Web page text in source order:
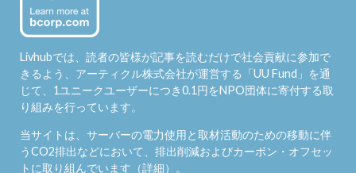
Livhubでは、読者の皆様が記事を読むだけで社会貢献に参加で
きるよう、アーティクル株式会社が運営する「UU Fund 」を通
じて、1ユニークユーザーにつき0.1円をNPO団体に寄付する取
り組みを行っています。
当サイトは、サーバーの電力使用と取材活動のための移動に伴
うCO2排出などにおいて、排出削減およびカーボン・オフセッ
トに取り組んでいます（詳細）。